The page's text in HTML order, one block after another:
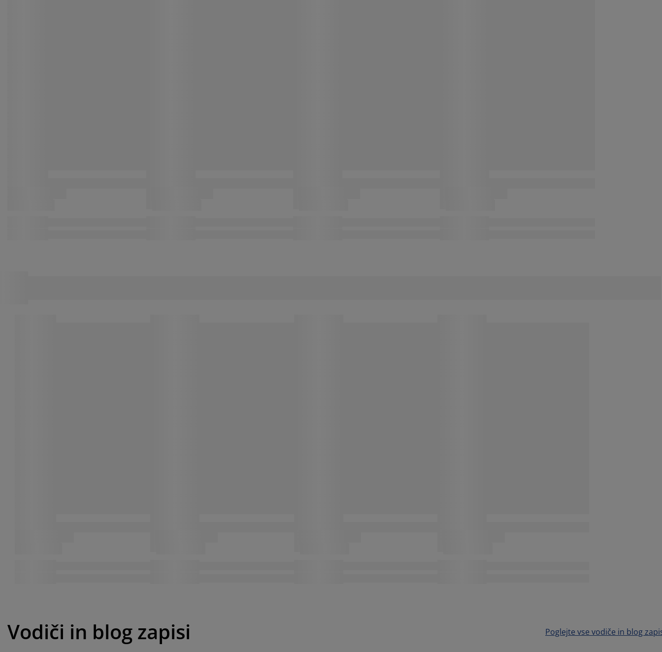
Vodiči in blog zapisi Poglejte vse vodiče in blog